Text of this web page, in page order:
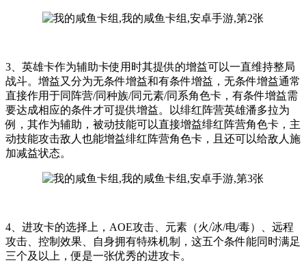
3、英雄卡作为辅助卡使用时其提供的增益可以一直维持整局
战斗。增益又分为无条件增益和有条件增益，无条件增益通常
直接作用于同阵营/同种族/同元素/同系角色卡，有条件增益需
要达成相应的条件才可提供增益。以绯红阵营英雄潘多拉为
例，其作为辅助，被动技能可以直接增益绯红阵营角色卡，主
动技能攻击敌人也能增益绯红阵营角色卡，且还可以给敌人施
加减益状态。
4、进攻卡的选择上，AOE攻击、元素（火/冰/电/毒）、远程
攻击、控制效果、自身拥有特殊机制，这五个条件能同时满足
三个及以上，便是一张优秀的进攻卡。